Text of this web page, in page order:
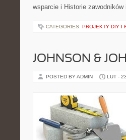
wsparcie i Historie
CATEGORIES: PROJEKTY DIY I
JOHNSON &
POSTED BY ADMIN LUT -